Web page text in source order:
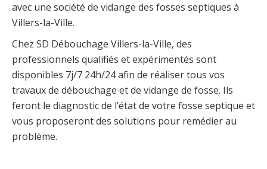
avec une société de vidange des fosses septiques à
Villers-la-Ville.
Chez SD Débouchage Villers-la-Ville, des
professionnels qualifiés et expérimentés sont
disponibles 7j/7 24h/24 afin de réaliser tous vos
travaux de débouchage et de vidange de fosse. Ils
feront le diagnostic de l’état de votre fosse septique et
vous proposeront des solutions pour remédier au
problème.